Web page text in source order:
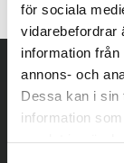
för sociala
vidarebefordrar
information
annons- och
Dessa kan i sin
information